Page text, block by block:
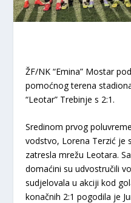
ŽF/NK “Emina” Mostar
pomoćnog terena
“Leotar” Trebinje s 2:1.
Sredinom prvog
vodstvo, Lorena Terzić je
zatresla mrežu Leotara.
domaćini su udvostručili
sudjelovala u akciji kod
konačnih 2:1 pogodila je